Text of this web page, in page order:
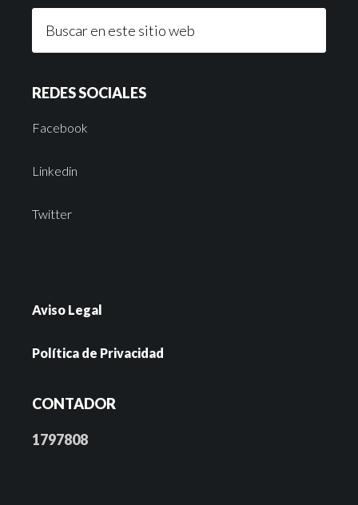
REDES SOCIALES
Facebook
Linkedin
Twitter
Aviso Legal
Política de Privacidad
CONTADOR
1797808